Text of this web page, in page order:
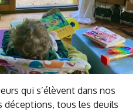
qui s’élèvent dans nos
tous les deuils